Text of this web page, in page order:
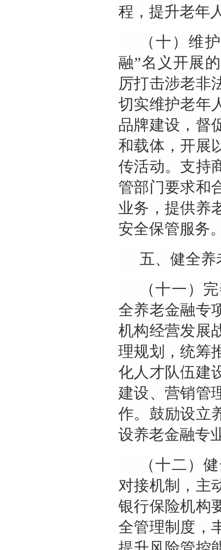
程，提升老年
（十）维
融”名义开展
厉打击涉老非
切实维护老年
品牌建设，督
和载体，开展
传活动。支持
管部门要求和
业务，提供养
安全保管服务
五、健全养
（十一）
全养老金融专
机构经营发展
理规划，统筹
化人才队伍建
建设、营销管
作。鼓励设立
设养老金融专
（十二）
对接机制，主
银行保险机构
全管理制度，